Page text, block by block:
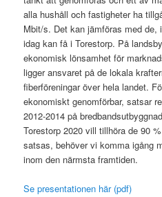
alla hushåll och fastigheter ha
Mbit/s. Det kan jämföras med
idag kan få i Torestorp. På
ekonomisk lönsamhet för
ligger ansvaret på de lokala
fiberföreningar över hela landet.
ekonomiskt genomförbar, satsar
2012-2014 på
Torestorp 2020 vill tillhöra de 90
satsas, behöver vi komma igång
inom den närmsta framtiden.
Se presentationen här (pdf)